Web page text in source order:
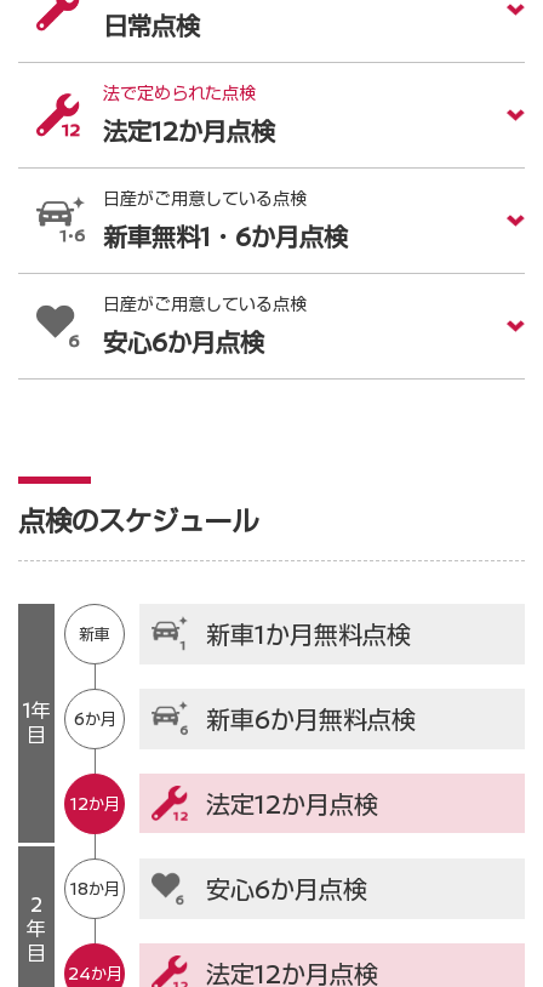
日常点検
法で定められた点検
法定12か月点検
日産がご用意している点検
新車無料1・6か月点検
日産がご用意している点検
安心6か月点検
点検のスケジュール
1年
目
新車 新車1か月無料点検
6か月 新車6か月無料点検
12か月 法定12か月点検
2
年
目
18か月 安心6か月点検
24か月 法定12か月点検